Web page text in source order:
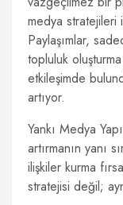
medya stratejileri
Paylaşımlar,
topluluk
etkileşimde
artıyor.
Yankı Medya
artırmanın yanı
ilişkiler kurma
stratejisi değil;